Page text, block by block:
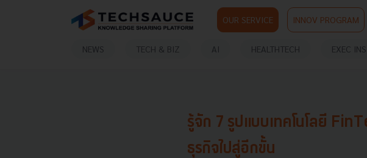
OUR SERVICE INNOV PROGRAM
NEWS TECH & BIZ AI HEALTHTECH EXEC
รู้จัก 7 รูปแบบเทคโนโลยี
ธุรกิจไปสู่อีกขั้น